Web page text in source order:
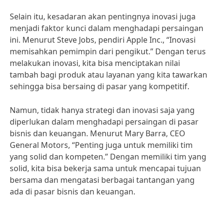
Selain itu, kesadaran akan pentingnya inovasi juga
menjadi faktor kunci dalam menghadapi persaingan
ini. Menurut Steve Jobs, pendiri Apple Inc., “Inovasi
memisahkan pemimpin dari pengikut.” Dengan terus
melakukan inovasi, kita bisa menciptakan nilai
tambah bagi produk atau layanan yang kita tawarkan
sehingga bisa bersaing di pasar yang kompetitif.
Namun, tidak hanya strategi dan inovasi saja yang
diperlukan dalam menghadapi persaingan di pasar
bisnis dan keuangan. Menurut Mary Barra, CEO
General Motors, “Penting juga untuk memiliki tim
yang solid dan kompeten.” Dengan memiliki tim yang
solid, kita bisa bekerja sama untuk mencapai tujuan
bersama dan mengatasi berbagai tantangan yang
ada di pasar bisnis dan keuangan.